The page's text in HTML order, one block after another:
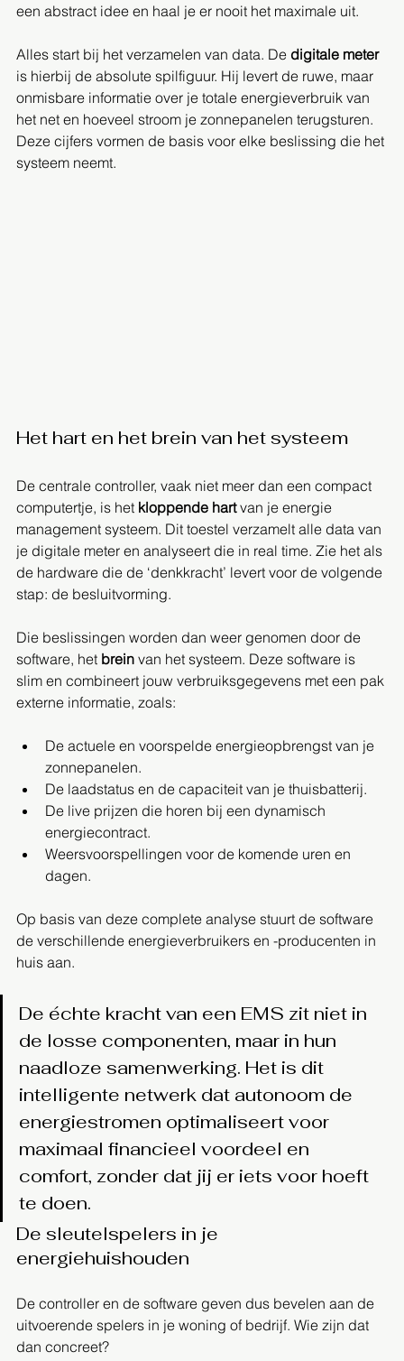
een abstract idee en haal je er nooit het maximale uit.
Alles start bij het verzamelen van data. De digitale meter
is hierbij de absolute spilfiguur. Hij levert de ruwe, maar
onmisbare informatie over je totale energieverbruik van
het net en hoeveel stroom je zonnepanelen terugsturen.
Deze cijfers vormen de basis voor elke beslissing die het
systeem neemt.
Het hart en het brein van het systeem
De centrale controller, vaak niet meer dan een compact
computertje, is het kloppende hart van je energie
management systeem. Dit toestel verzamelt alle data van
je digitale meter en analyseert die in real time. Zie het als
de hardware die de ‘denkkracht’ levert voor de volgende
stap: de besluitvorming.
Die beslissingen worden dan weer genomen door de
software, het brein van het systeem. Deze software is
slim en combineert jouw verbruiksgegevens met een pak
externe informatie, zoals:
De actuele en voorspelde energieopbrengst van je
zonnepanelen.
De laadstatus en de capaciteit van je thuisbatterij.
De live prijzen die horen bij een dynamisch
energiecontract.
Weersvoorspellingen voor de komende uren en
dagen.
Op basis van deze complete analyse stuurt de software
de verschillende energieverbruikers en -producenten in
huis aan.
De échte kracht van een EMS zit niet in
de losse componenten, maar in hun
naadloze samenwerking. Het is dit
intelligente netwerk dat autonoom de
energiestromen optimaliseert voor
maximaal financieel voordeel en
comfort, zonder dat jij er iets voor hoeft
te doen.
De sleutelspelers in je
energiehuishouden
De controller en de software geven dus bevelen aan de
uitvoerende spelers in je woning of bedrijf. Wie zijn dat
dan concreet?